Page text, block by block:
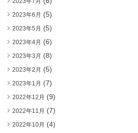
2023年6月 (5)
2023年5月 (5)
2023年4月 (6)
2023年3月 (8)
2023年2月 (5)
2023年1月 (7)
2022年12月 (9)
2022年11月 (7)
2022年10月 (4)